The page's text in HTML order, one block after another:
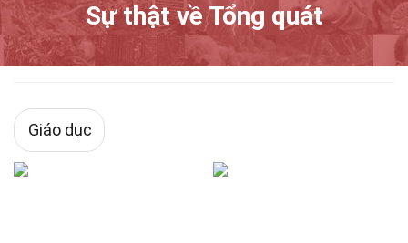
Sự thật về Tổng quát
Giáo dục